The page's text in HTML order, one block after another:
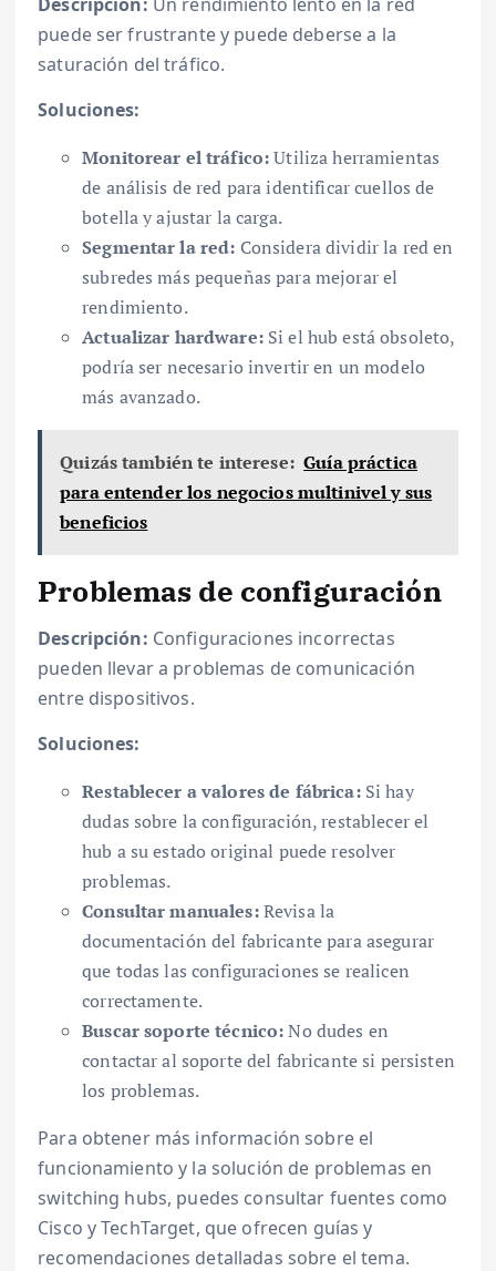
puede ser frustrante y puede deberse a la
saturación del tráfico.
Soluciones:
Monitorear el tráfico:Utiliza herramientas
de análisis de red para identificar cuellos de
botella y ajustar la carga.
Segmentar la red: Considera dividir la red en
subredes más pequeñas para mejorar el
rendimiento.
Actualizar hardware:Si el hub está obsoleto,
podría ser necesario invertir en un modelo
más avanzado.
Quizás también te interese: Guía práctica
para entender los negocios multinivel y sus
beneficios
Problemas de configuración
Descripción: Configuraciones incorrectas
pueden llevar a problemas de comunicación
entre dispositivos.
Soluciones:
Restablecer a valores de fábrica:Si hay
dudas sobre la configuración, restablecer el
hub a su estado original puede resolver
problemas.
Consultar manuales:Revisa la
documentación del fabricante para asegurar
que todas las configuraciones se realicen
correctamente.
Buscar soporte técnico:No dudes en
contactar al soporte del fabricante si persisten
los problemas.
Para obtener más información sobre el
funcionamiento y la solución de problemas en
switching hubs, puedes consultar fuentes como
Cisco y TechTarget, que ofrecen guías y
recomendaciones detalladas sobre el tema.